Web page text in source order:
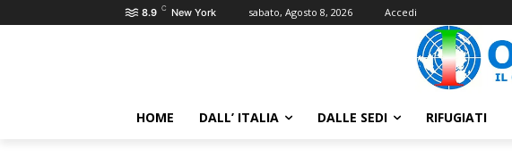
8.9 C New York sabato, Agosto 8, 2026 Accedi
HOME DALL’ ITALIA DALLE SEDI RIFUGIATI